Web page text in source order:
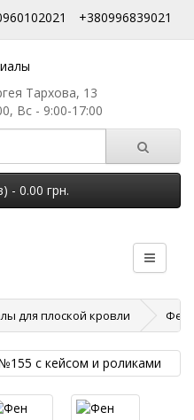
+380996839021
Тархова, 13
Вс - 9:00-17:00
- 0.00 грн.
для плоской кровли